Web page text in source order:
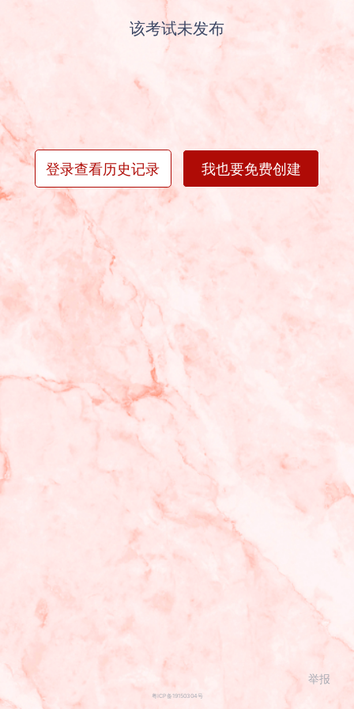
该考试未发布
登录查看历史记录 我也要免费创建
粤ICP备19150304号
举报